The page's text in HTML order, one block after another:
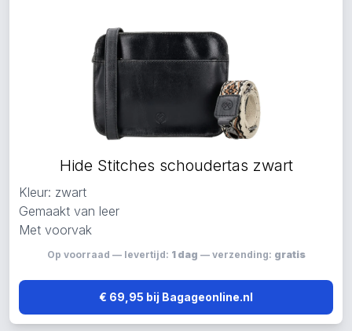
Hide Stitches schoudertas zwart
Kleur: zwart
Gemaakt van leer
Met voorvak
Op voorraad — levertijd: 1 dag — verzending: gratis
€ 69,95 bij Bagageonline.nl